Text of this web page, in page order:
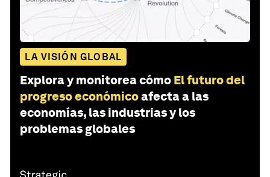
LA VISIÓN GLOBAL
Explora y monitorea cómo El futuro del
progreso económicoafecta a las
economías, las industrias y los
problemas globales